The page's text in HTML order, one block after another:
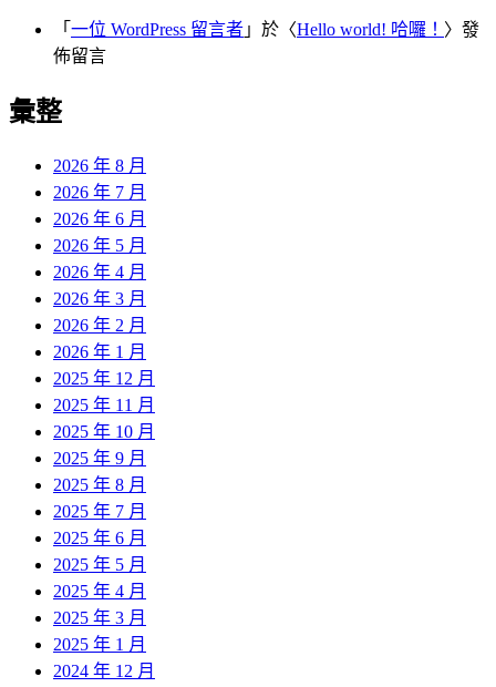
「 一位 WordPress 留言者 」於〈Hello world! 哈囉！ 〉發
佈留言
彙整
2026 年 8 月
2026 年 7 月
2026 年 6 月
2026 年 5 月
2026 年 4 月
2026 年 3 月
2026 年 2 月
2026 年 1 月
2025 年 12 月
2025 年 11 月
2025 年 10 月
2025 年 9 月
2025 年 8 月
2025 年 7 月
2025 年 6 月
2025 年 5 月
2025 年 4 月
2025 年 3 月
2025 年 1 月
2024 年 12 月